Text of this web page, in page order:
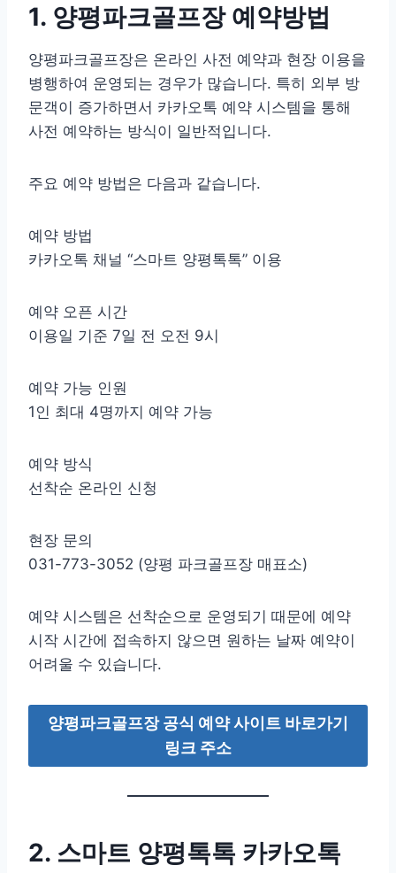
1. 양평파크골프장 예약방법
양평파크골프장은 온라인 사전 예약과 현장 이용을
병행하여 운영되는 경우가 많습니다. 특히 외부 방
문객이 증가하면서 카카오톡 예약 시스템을 통해
사전 예약하는 방식이 일반적입니다.
주요 예약 방법은 다음과 같습니다.
예약 방법
카카오톡 채널 “스마트 양평톡톡” 이용
예약 오픈 시간
이용일 기준 7일 전 오전 9시
예약 가능 인원
1인 최대 4명까지 예약 가능
예약 방식
선착순 온라인 신청
현장 문의
031-773-3052 (양평 파크골프장 매표소)
예약 시스템은 선착순으로 운영되기 때문에 예약
시작 시간에 접속하지 않으면 원하는 날짜 예약이
어려울 수 있습니다.
양평파크골프장 공식 예약 사이트 바로가기
링크 주소
2. 스마트 양평톡톡 카카오톡